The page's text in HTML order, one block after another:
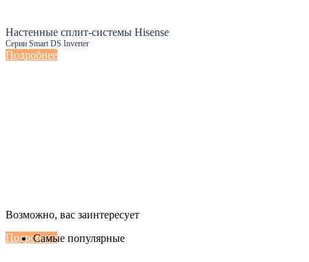
Настенные сплит-системы Hisense
Серии Smart DS Inverter
Подробнее
Настенные сплит-системы Haier
Подробнее
Возможно, вас заинтересует
Самые популярные